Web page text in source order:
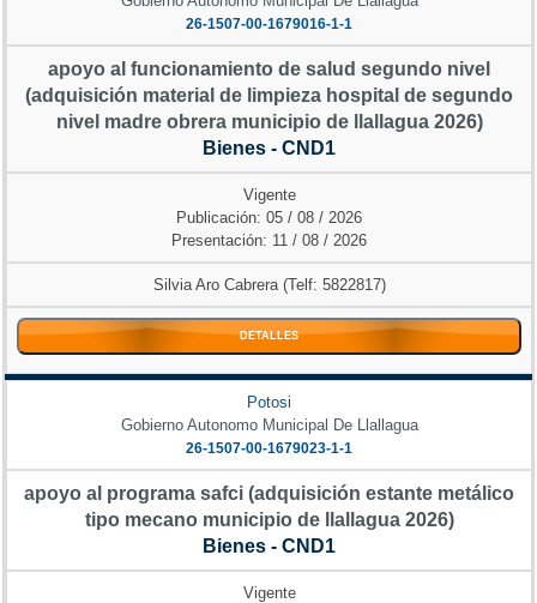
26-1507-00-1679016-1-1
apoyo al funcionamiento de salud segundo nivel
(adquisición material de limpieza hospital de segundo
nivel madre obrera municipio de llallagua 2026)
Bienes - CND1
Vigente
Publicación: 05 / 08 / 2026
Presentación: 11 / 08 / 2026
Silvia Aro Cabrera (Telf: 5822817)
DETALLES
Potosi
Gobierno Autonomo Municipal De Llallagua
26-1507-00-1679023-1-1
apoyo al programa safci (adquisición estante metálico
tipo mecano municipio de llallagua 2026)
Bienes - CND1
Vigente